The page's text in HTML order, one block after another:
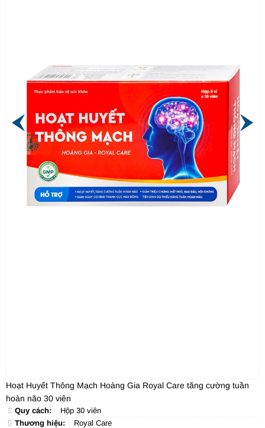
Hoạt Huyết Thông Mạch Hoàng Gia Royal Care tăng cường tuần
hoàn não 30 viên
Quy cách:
Hộp 30 viên
Thương hiệu:
Royal Care